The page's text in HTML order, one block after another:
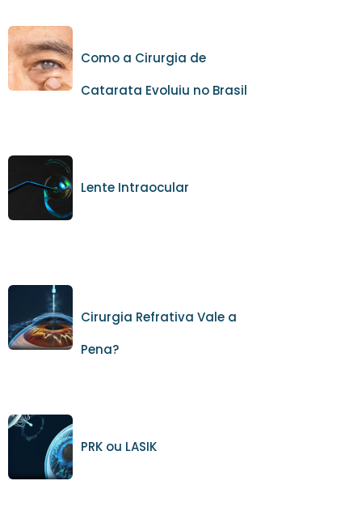
Como a Cirurgia de
Catarata Evoluiu no Brasil
Lente Intraocular
Cirurgia Refrativa Vale a
Pena?
PRK ou LASIK